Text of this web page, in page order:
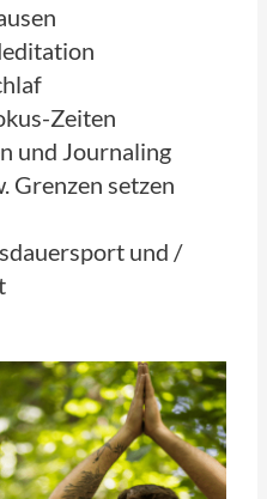
Zeiten
und Journaling
Grenzen setzen
und /